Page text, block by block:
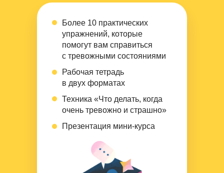
Более 10 практических
упражнений, которые
помогут вам справиться
с тревожными состояниями
Рабочая тетрадь
в двух форматах
Техника «Что делать, когда
очень тревожно и страшно»
Презентация мини-курса